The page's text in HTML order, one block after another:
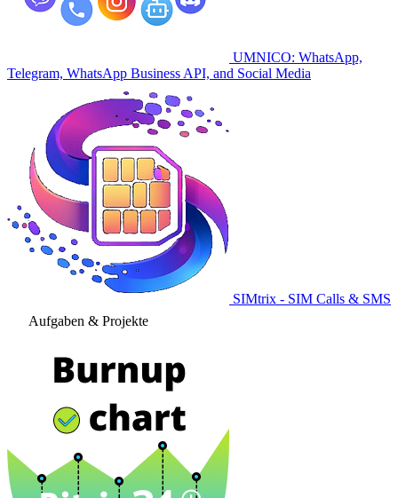
UMNICO: WhatsApp,
Telegram, WhatsApp Business API, and Social Media
SIMtrix - SIM Calls & SMS
Aufgaben & Projekte